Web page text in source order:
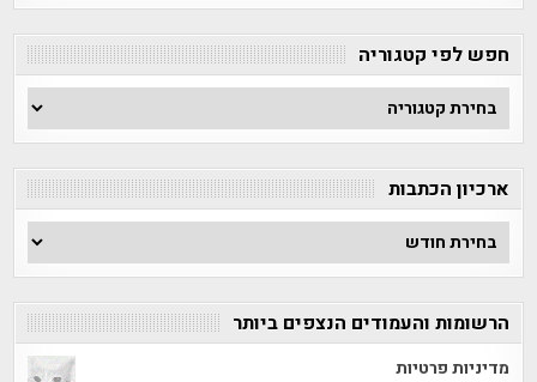
חפש לפי קטגוריה
חפש
לפי
קטגוריה
ארכיון הכתבות
ארכיון
הכתבות
הרשומות והעמודים הנצפים ביותר
מדיניות פרטיות